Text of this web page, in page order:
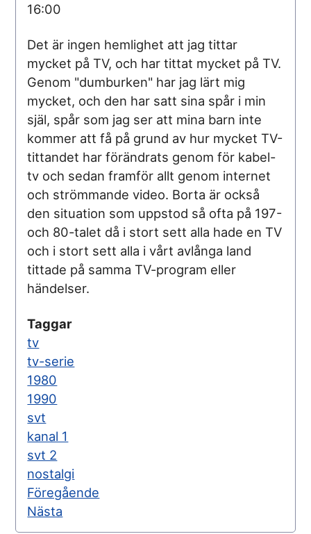
16:00
Det är ingen hemlighet att jag tittar
mycket på TV, och har tittat mycket på TV.
Genom "dumburken" har jag lärt mig
mycket, och den har satt sina spår i min
själ, spår som jag ser att mina barn inte
kommer att få på grund av hur mycket TV-
tittandet har förändrats genom för kabel-
tv och sedan framför allt genom internet
och strömmande video. Borta är också
den situation som uppstod så ofta på 197-
och 80-talet då i stort sett alla hade en TV
och i stort sett alla i vårt avlånga land
tittade på samma TV-program eller
händelser.
Taggar
tv
tv-serie
1980
1990
svt
kanal 1
svt 2
nostalgi
Föregående
Nästa